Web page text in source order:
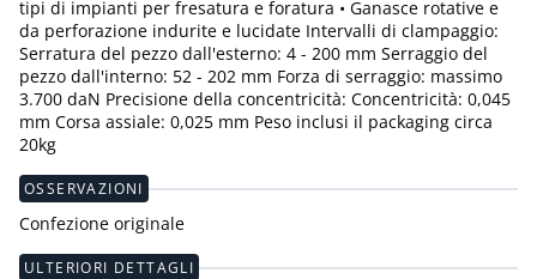
tipi di impianti per fresatura e foratura • Ganasce rotative e
da perforazione indurite e lucidate Intervalli di clampaggio:
Serratura del pezzo dall'esterno: 4 - 200 mm Serraggio del
pezzo dall'interno: 52 - 202 mm Forza di serraggio: massimo
3.700 daN Precisione della concentricità: Concentricità: 0,045
mm Corsa assiale: 0,025 mm Peso inclusi il packaging circa
20kg
OSSERVAZIONI
Confezione originale
ULTERIORI DETTAGLI